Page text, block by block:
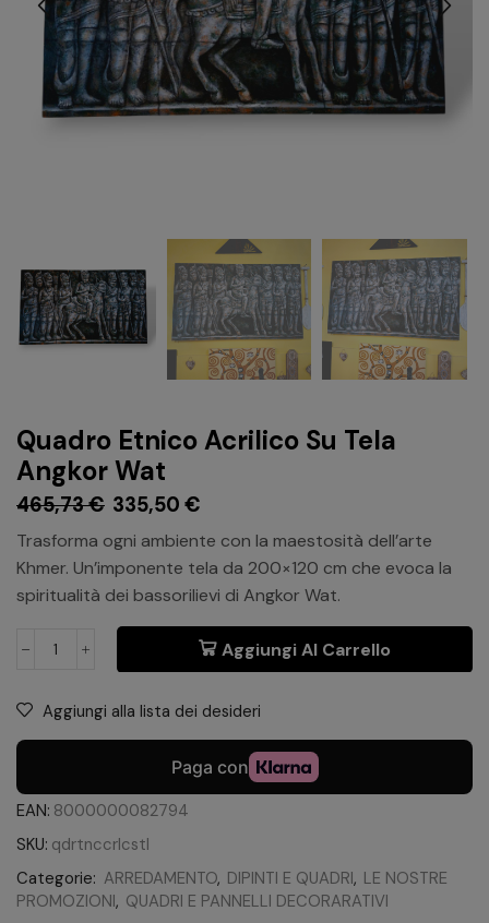
Quadro Etnico Acrilico Su Tela
Angkor Wat
465,73€ 335,50 €
Trasforma ogni ambiente con la maestosità dell’arte
Khmer. Un’imponente tela da 200×120 cm che evoca la
spiritualità dei bassorilievi di Angkor Wat.
Aggiungi Al Carrello
Aggiungi alla lista dei desideri
EAN: 8000000082794
SKU: qdrtnccrlcstl
Categorie: ARREDAMENTO, DIPINTI E QUADRI, LE NOSTRE
PROMOZIONI, QUADRI E PANNELLI DECORARATIVI